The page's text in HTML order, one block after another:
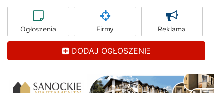
Ogłoszenia Firmy Reklama
DODAJ OGŁOSZENIE